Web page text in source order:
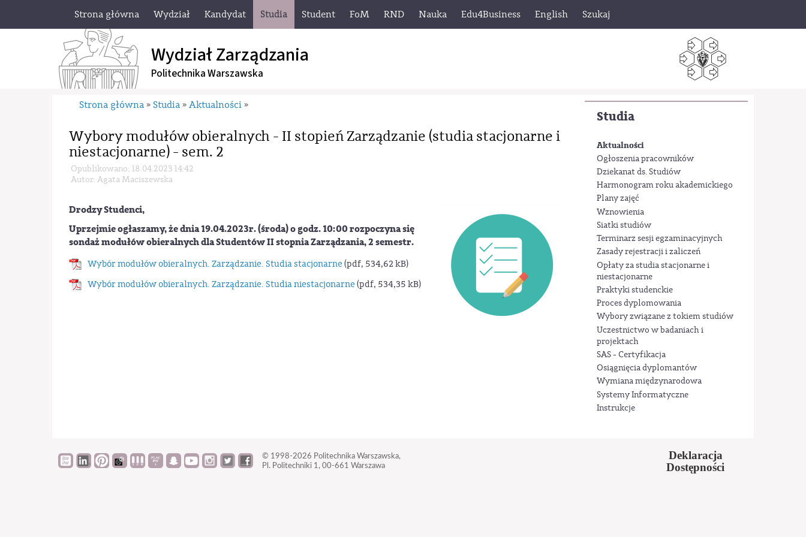
Strona główna Wydział Kandydat Studia Student FoM RND Nauka Edu4Business English Szukaj
Wydział Zarządzania
Politechnika Warszawska
Studia
Aktualności
Ogłoszenia pracowników
Dziekanat ds. Studiów
Harmonogram roku akademickiego
Plany zajęć
Wznowienia
Siatki studiów
Terminarz sesji egzaminacyjnych
Zasady rejestracji i zaliczeń
Opłaty za studia stacjonarne i
niestacjonarne
Praktyki studenckie
Proces dyplomowania
Wybory związane z tokiem studiów
Uczestnictwo w badaniach i
projektach
SAS - Certyfikacja
Osiągnięcia dyplomantów
Wymiana międzynarodowa
Systemy Informatyczne
Instrukcje
Strona główna » Studia » Aktualności »
Wybory modułów obieralnych - II stopień Zarządzanie (studia stacjonarne i
niestacjonarne) - sem. 2
Opublikowano: 18.04.2023 14:42
Autor: Agata Maciszewska
Drodzy Studenci,
Uprzejmie ogłaszamy, że dnia 19.04.2023r. (środa) o godz. 10:00 rozpoczyna się
sondaż modułów obieralnych dla Studentów II stopnia Zarządzania, 2 semestr.
Wybór modułów obieralnych. Zarządzanie. Studia stacjonarne (pdf, 534,62 kB)
Wybór modułów obieralnych. Zarządzanie. Studia niestacjonarne (pdf, 534,35 kB)
© 1998-2026 Politechnika Warszawska,
Pl. Politechniki 1, 00-661 Warszawa
Deklaracja
Dostępności